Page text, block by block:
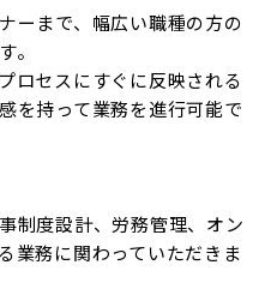
ーまで、幅広い職種の方の
。
ロセスにすぐに反映される
を持って業務を進行可能で
制度設計、労務管理、オン
業務に関わっていただきま